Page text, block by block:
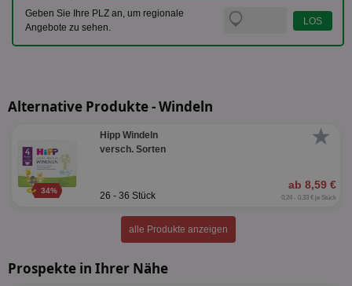
Geben Sie Ihre PLZ an, um regionale
Angebote zu sehen.
Alternative Produkte - Windeln
★
34%
Hipp Windeln
versch. Sorten
ab 8,59 €
26 - 36 Stück 0,24 - 0,33 € je Stück
alle Produkte anzeigen
Prospekte in Ihrer Nähe